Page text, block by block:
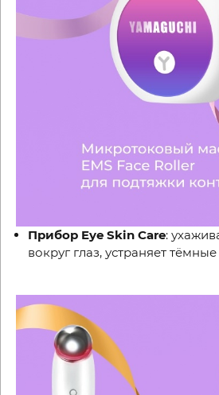
Прибор Eye Skin Care:
вокруг глаз, устраняет